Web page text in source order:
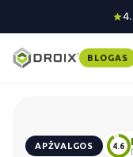
BLOGAS
APŽVALGOS 4.6